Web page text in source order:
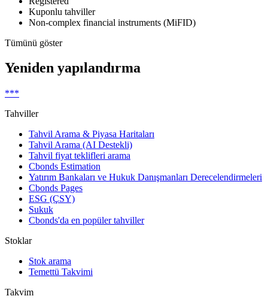
Kuponlu tahviller
Non-complex financial instruments (MiFID)
Tümünü göster
Yeniden yapılandırma
***
Tahviller
Tahvil Arama & Piyasa Haritaları
Tahvil Arama (AI Destekli)
Tahvil fiyat teklifleri arama
Cbonds Estimation
Yatırım Bankaları ve Hukuk Danışmanları Derecelendirmeleri
Cbonds Pages
ESG (ÇSY)
Sukuk
Cbonds'da en popüler tahviller
Stoklar
Stok arama
Temettü Takvimi
Takvim